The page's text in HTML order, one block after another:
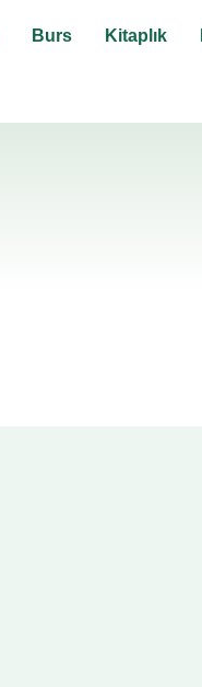
Burs Kitaplık